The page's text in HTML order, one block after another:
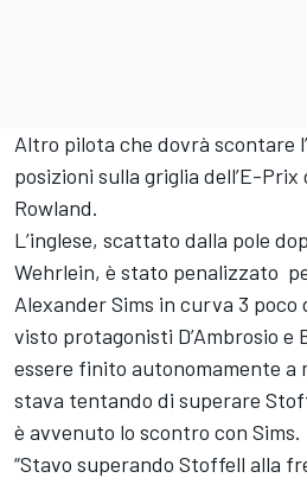
Altro pilota che dovrà scontare
posizioni sulla griglia dell’E-Prix
Rowland.
L’inglese, scattato dalla pole
Wehrlein, è stato penalizzato
Alexander Sims in curva 3 poco
visto protagonisti D’Ambrosio e
essere finito autonomamente a
stava tentando di superare
è avvenuto lo scontro con Sims.
“Stavo superando Stoffell alla